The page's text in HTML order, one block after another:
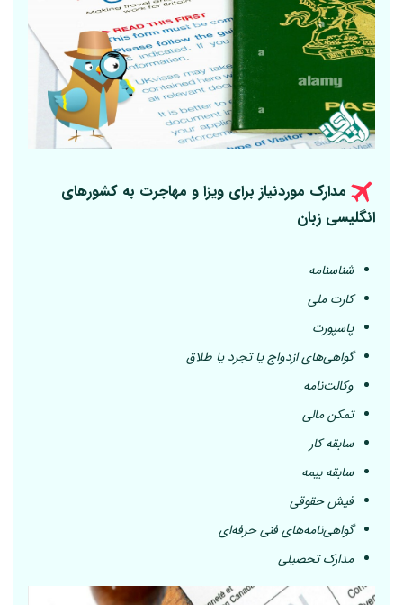
مدارک موردنیاز برای ویزا و مهاجرت به کشورهای
انگلیسی زبان
شناسنامه
کارت ملی
پاسپورت
گواهی‌های ازدواج یا تجرد یا طلاق
وکالت‌نامه
تمکن مالی
سابقه کار
سابقه بیمه
فیش حقوقی
گواهی‌نامه‌های فنی حرفه‌ای
مدارک تحصیلی